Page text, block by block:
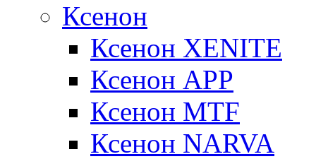
Ксенон
Ксенон XENITE
Ксенон APP
Ксенон MTF
Ксенон NARVA